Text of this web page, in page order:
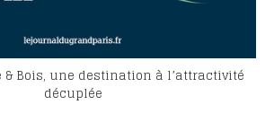
& Bois, une destination à l’attractivité
décuplée